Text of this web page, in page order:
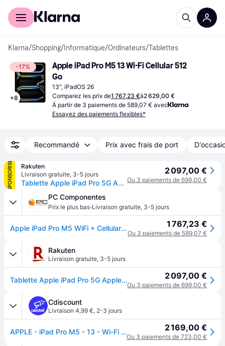
Acheter avec Klarna
Klarna/Shopping/ Informatique/Ordinateurs/Tablettes
-17%
+8
Apple iPad Pro M5 13 Wi-Fi Cellular 512
Go
13", iPadOS 26
Comparez les prix de1 767,23 €à2 629,00 €
À partir de 3 paiements de 589,07 € avec
Essayez des paiements flexibles*
Recommandé Prix avec frais de port
SPONSORISÉ
Rakuten
Livraison gratuite, 3-5 jours
Tablette Apple iPad Pro 5G Apple M5 (2025) 512 Go 13 pouces 12 Go RAM Wi-Fi + Cellular Argent
2 097,00 €
Ou 3 paiements de 699,00 €
PC Componentes
Prix le plus bas·Livraison gratuite, 3-5 jours
Apple iPad Pro M5 WiFi + Cellular 13" 512GB Argent 1 767,23 €
Ou 3 paiements de 589,07 €
Rakuten
Livraison gratuite, 3-5 jours
Tablette Apple iPad Pro 5G Apple M5 (2025) 512 Go 13 pouces 12 Go RAM Wi-Fi + Cellular Argent 2 097,00 €
Ou 3 paiements de 699,00 €
Cdiscount
Livraison 4,99 €, 2-3 jours
APPLE - iPad Pro M5 - 13 - Wi-Fi + Cellular - 512 Go - Verre standard - Silver - Gris 2 169,00 €
Ou 3 paiements de 723,00 €